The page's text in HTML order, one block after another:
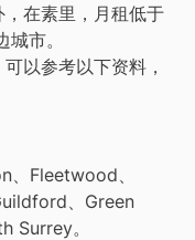
在素里，月租低于
市。
以参考以下资料，
、Fleetwood、
、Green
Surrey。